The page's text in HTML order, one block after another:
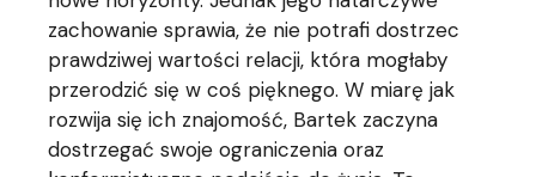
zachowanie sprawia, że nie potrafi dostrzec
prawdziwej wartości relacji, która mogłaby
przerodzić się w coś pięknego. W miarę jak
rozwija się ich znajomość, Bartek zaczyna
dostrzegać swoje ograniczenia oraz